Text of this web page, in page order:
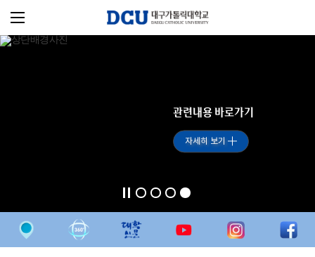
관련내용 바로가기
자세히 보기